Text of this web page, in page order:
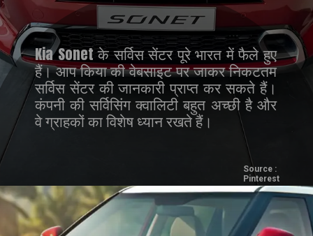
Kia Sonet के सर्विस सेंटर पूरे भारत में फैले हुए
हैं। आप किया की वेबसाइट पर जाकर निकटतम
सर्विस सेंटर की जानकारी प्राप्त कर सकते हैं।
कंपनी की सर्विसिंग क्वालिटी बहुत अच्छी है और
वे ग्राहकों का विशेष ध्यान रखते हैं।
Source :
Pinterest